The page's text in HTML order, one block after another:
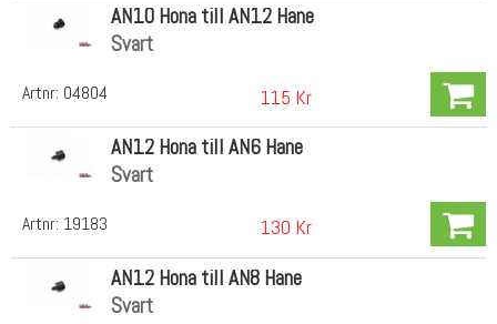
Artnr: 04804
AN10 Hona till AN12 Hane
Svart
115 Kr
Artnr: 19183
AN12 Hona till AN6 Hane
Svart
130 Kr
AN12 Hona till AN8 Hane
Svart